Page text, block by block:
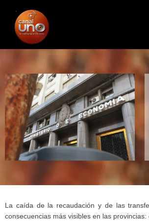
La caída de la recaudación y de las
consecuencias más visibles en las